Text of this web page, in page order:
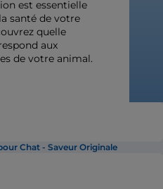
est essentielle
santé de votre
quelle
aux
de votre animal.
Chat - Saveur Originale